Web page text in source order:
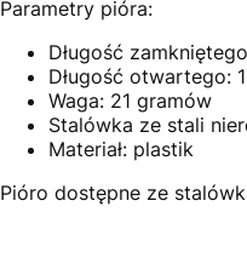
Parametry pióra:
Długość
Długość otwartego:
Waga: 21 gramów
Stalówka ze stali
Materiał: plastik
Pióro dostępne ze